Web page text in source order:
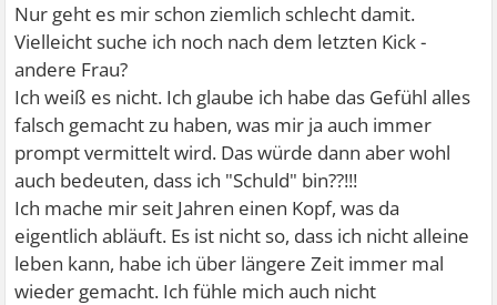
Nur geht es mir schon ziemlich schlecht damit.
Vielleicht suche ich noch nach dem letzten Kick -
andere Frau?
Ich weiß es nicht. Ich glaube ich habe das Gefühl alles
falsch gemacht zu haben, was mir ja auch immer
prompt vermittelt wird. Das würde dann aber wohl
auch bedeuten, dass ich "Schuld" bin??!!!
Ich mache mir seit Jahren einen Kopf, was da
eigentlich abläuft. Es ist nicht so, dass ich nicht alleine
leben kann, habe ich über längere Zeit immer mal
wieder gemacht. Ich fühle mich auch nicht